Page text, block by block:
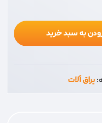
به سبد خرید
یراق آلات